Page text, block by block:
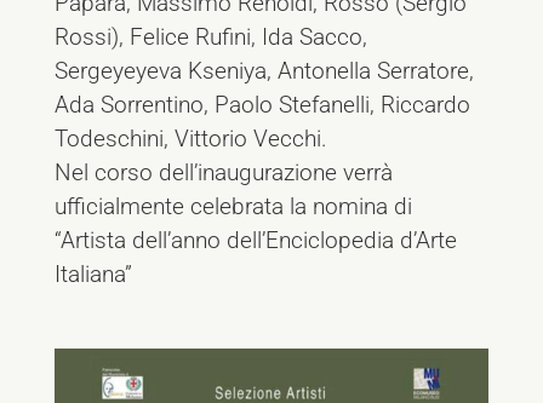
Rossi), Felice Rufini, Ida Sacco,
Sergeyeyeva Kseniya, Antonella Serratore,
Ada Sorrentino, Paolo Stefanelli, Riccardo
Todeschini, Vittorio Vecchi.
Nel corso dell’inaugurazione verrà
ufficialmente celebrata la nomina di
“Artista dell’anno dell’Enciclopedia d’Arte
Italiana”